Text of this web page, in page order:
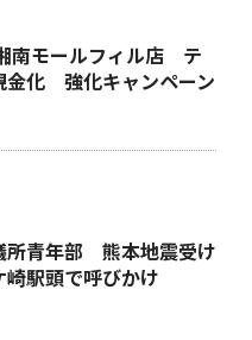
南モールフィル店 テ
金化 強化キャンペーン
所青年部 熊本地震受け
駅頭で呼びかけ